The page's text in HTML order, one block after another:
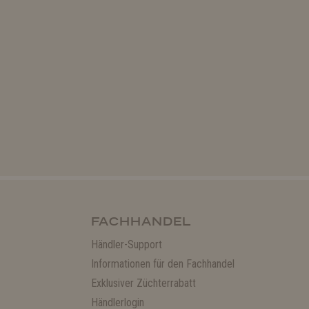
FACHHANDEL
Händler-Support
Informationen für den Fachhandel
Exklusiver Züchterrabatt
Händlerlogin